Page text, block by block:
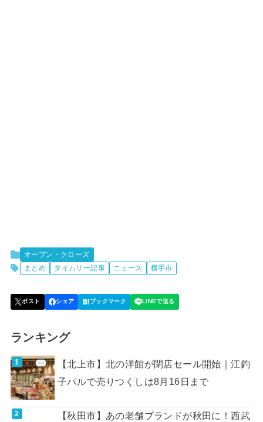
オープン・クローズ
まとめ
タイムリー記事 ニュース 横手市
ランキング
【北上市】北の洋館が閉店セール開始｜江釣
子パルで売りつくしは8月16日まで
【秋田市】あの老舗ブランドが秋田に！西武